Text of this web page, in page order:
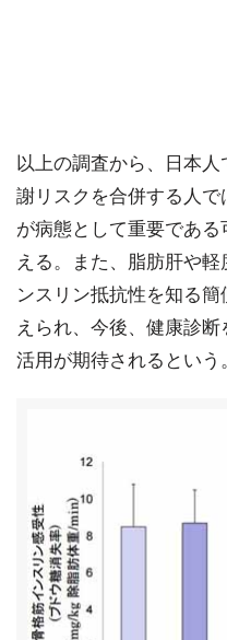
以上の調査から、日本
謝リスクを合併する人
が病態として重要であ
える。また、脂肪肝や
ンスリン抵抗性を知る
えられ、今後、健康診
活用が期待されるという。